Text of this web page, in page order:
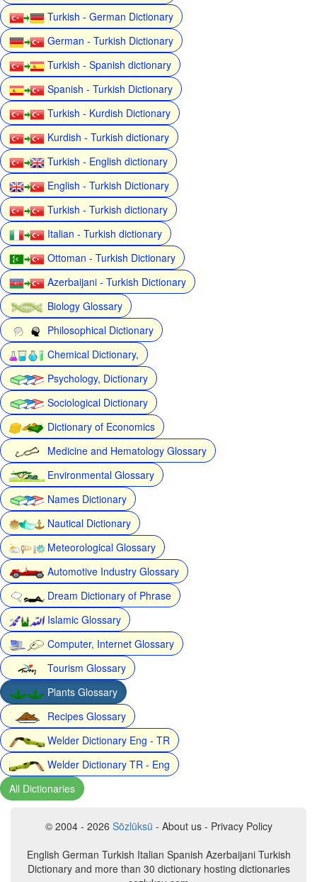
Turkish - German Dictionary
German - Turkish Dictionary
Turkish - Spanish dictionary
Spanish - Turkish Dictionary
Turkish - Kurdish Dictionary
Kurdish - Turkish dictionary
Turkish - English dictionary
English - Turkish Dictionary
Turkish - Turkish dictionary
Italian - Turkish dictionary
Ottoman - Turkish Dictionary
Azerbaijani - Turkish Dictionary
Biology Glossary
Philosophical Dictionary
Chemical Dictionary,
Psychology, Dictionary
Sociological Dictionary
Dictionary of Economics
Medicine and Hematology Glossary
Environmental Glossary
Names Dictionary
Nautical Dictionary
Meteorological Glossary
Automotive Industry Glossary
Dream Dictionary of Phrase
Islamic Glossary
Computer, Internet Glossary
Tourism Glossary
Plants Glossary
Recipes Glossary
Welder Dictionary Eng - TR
Welder Dictionary TR - Eng
All Dictionaries
© 2004 - 2026 Sözlüksü - About us - Privacy Policy
English German Turkish Italian Spanish Azerbaijani Turkish
Dictionary and more than 30 dictionary hosting dictionaries